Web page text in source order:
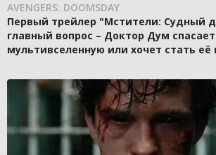
AVENGERS: DOOMSDAY
Первый трейлер "Мстители: Судный
главный вопрос – Доктор Дум спасает
мультивселенную или хочет стать её